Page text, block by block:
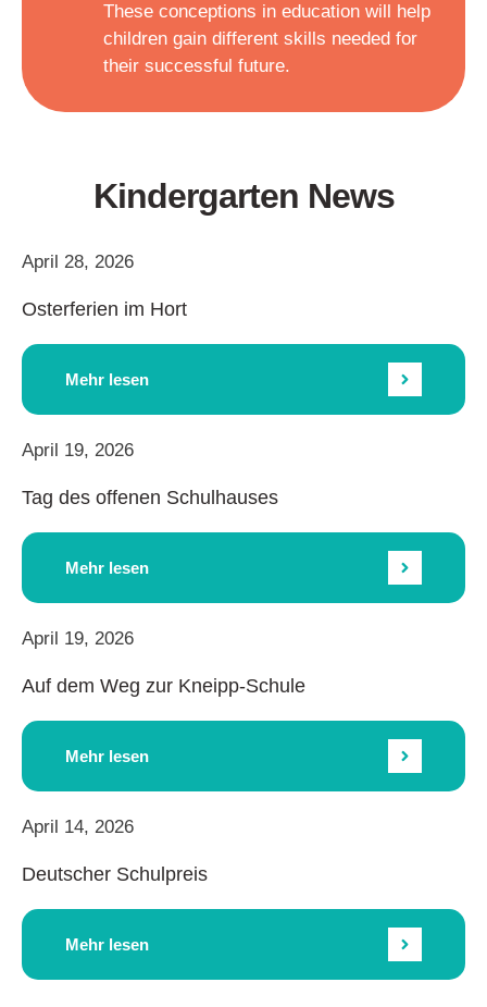
These conceptions in education will help
children gain different skills needed for
their successful future.
Kindergarten News
April 28, 2026
Osterferien im Hort
Mehr lesen
April 19, 2026
Tag des offenen Schulhauses
Mehr lesen
April 19, 2026
Auf dem Weg zur Kneipp-Schule
Mehr lesen
April 14, 2026
Deutscher Schulpreis
Mehr lesen